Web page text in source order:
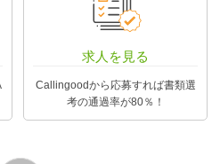
求人を見る
Callingoodから応募すれば書類選
考の通過率が80％！